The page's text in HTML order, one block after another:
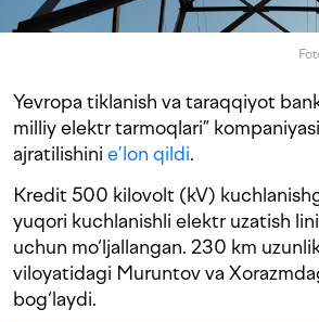
Yevropa tiklanish va taraqqiyot
milliy elektr tarmoqlari”
ajratilishini e’lon qildi.
Kredit 500 kilovolt (kV)
yuqori kuchlanishli elektr uzatish
uchun mo‘ljallangan. 230 km
viloyatidagi Muruntov va
bog‘laydi.